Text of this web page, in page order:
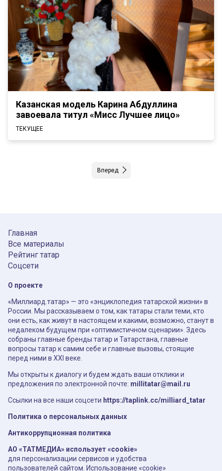
Казанская модель Карина Абдуллина
завоевала титул «Мисс Лучшее лицо»
ТЕКУЩЕЕ
Вперед
Главная
Все материалы
Рейтинг татар
Соцсети
О проекте
«Миллиард.татар» — это «энциклопедия татарской жизни» в
России. Мы рассказываем о том, как татары стали теми, кто
они есть, как живут в настоящем и какими, возможно, станут в
недалеком будущем при «оптимистичном сценарии». Здесь
собраны главные бренды татар и Татарстана, главные
вопросы татар к самим себе и главные вызовы, стоящие
перед ними в XXI веке.
Мы открыты к диалогу и будем ждать ваши отклики и
предложения по электронной почте: millitatar@mail.ru
Ссылки на все наши соцсети https://taplink.cc/milliard_tatar
Политика о персональных данных
Антикоррупционная политика
АО «ТАТМЕДИА» использует «cookie»
для персонализации сервисов и удобства
пользователей сайтом. Использование «cookie»